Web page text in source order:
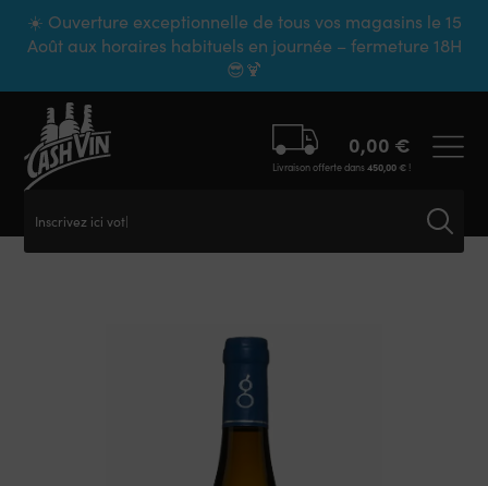
☀️ Ouverture exceptionnelle de tous vos magasins le 15
Août aux horaires habituels en journée – fermeture 18H
😎🍹
Inscrivez ici votre
0,00 €
Livraison offerte dans450,00 €!
Panneau de gestion des cookies